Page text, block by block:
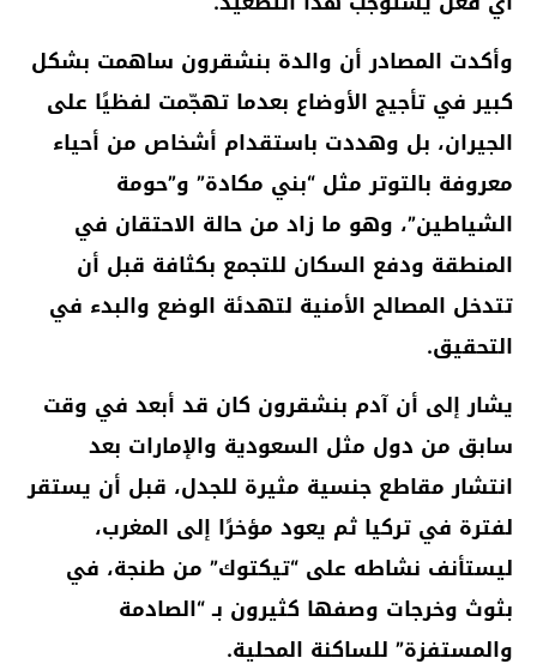
وأكدت المصادر أن والدة بنشقرون ساهمت بشكل
كبير في تأجيج الأوضاع بعدما تهجّمت لفظيًا على
الجيران، بل وهددت باستقدام أشخاص من أحياء
معروفة بالتوتر مثل “بني مكادة” و”حومة
الشياطين”، وهو ما زاد من حالة الاحتقان في
المنطقة ودفع السكان للتجمع بكثافة قبل أن
تتدخل المصالح الأمنية لتهدئة الوضع والبدء في
التحقيق.
يشار إلى أن آدم بنشقرون كان قد أبعد في وقت
سابق من دول مثل السعودية والإمارات بعد
انتشار مقاطع جنسية مثيرة للجدل، قبل أن يستقر
لفترة في تركيا ثم يعود مؤخرًا إلى المغرب،
ليستأنف نشاطه على “تيكتوك” من طنجة، في
بثوث وخرجات وصفها كثيرون بـ “الصادمة
والمستفزة” للساكنة المحلية.